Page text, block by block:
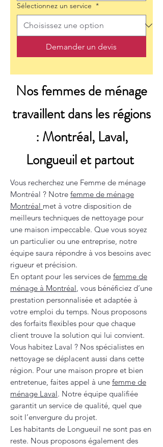
Sélectionnez un service *
Demander un devis
Nos femmes de ménage
travaillent dans les régions
: Montréal, Laval,
Longueuil et partout
Vous recherchez une Femme de ménage
Montréal ? Notre femme de ménage
Montréal met à votre disposition de
meilleurs techniques de nettoyage pour
une maison impeccable. Que vous soyez
un particulier ou une entreprise, notre
équipe saura répondre à vos besoins avec
rigueur et précision.
En optant pour les services de femme de
ménage à Montréal, vous bénéficiez d’une
prestation personnalisée et adaptée à
votre emploi du temps. Nous proposons
des forfaits flexibles pour que chaque
client trouve la solution qui lui convient.
Vous habitez Laval ? Nos spécialistes en
nettoyage se déplacent aussi dans cette
région. Pour une maison propre et bien
entretenue, faites appel à une femme de
ménage Laval. Notre équipe qualifiée
garantit un service de qualité, quel que
soit l’envergure du projet.
Les habitants de Longueuil ne sont pas en
reste. Nous proposons également des